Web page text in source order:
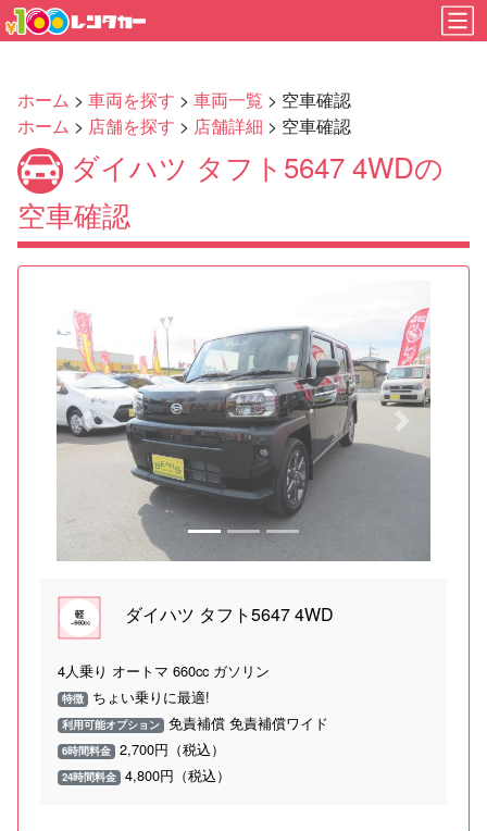
ホーム > 車両を探す > 車両一覧 > 空車確認
ホーム > 店舗を探す > 店舗詳細 > 空車確認
ダイハツ タフト5647 4WDの
空車確認
Previous Next
ダイハツ タフト5647 4WD
4人乗り オートマ 660cc ガソリン
特徴 ちょい乗りに最適!
利用可能オプション 免責補償 免責補償ワイド
6時間料金 2,700円（税込）
24時間料金 4,800円（税込）